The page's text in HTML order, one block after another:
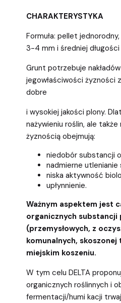
CHARAKTERYSTYKA
Formuła: pellet
3-4 mm i średniej długości
Grunt potrzebuje
jegowłaściwości żyzności
dobre
i wysokiej jakości plony.
nażywieniu roślin, ale
żyznością obejmują:
niedobór substancji
nadmierne utlenianie
niska aktywność
upłynnienie.
Ważnym aspektem jest
organicznych
(przemysłowych, z
komunalnych,
miejskim koszeniu.
W tym celu DELTA
organicznych roślinnych i
fermentacji/humi kacji